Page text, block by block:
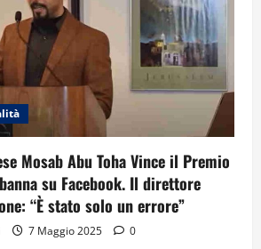
Mosab Abu Toha Vince il Premio
su Facebook. Il direttore
“È stato solo un errore”
7 Maggio 2025 0